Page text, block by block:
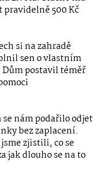
pravidelně 500 Kč
si na zahradě
sen o vlastním
postavil téměř
nám podařilo odjet
bez zaplacení.
zjistili, co se
jak dlouho se na to